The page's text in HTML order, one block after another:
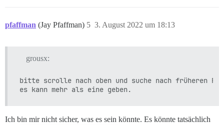
pfaffman (Jay Pfaffman) 3. August 2022 um 18:13
5
grousx:
bitte scrolle nach oben und suche nach früheren
Ich bin mir nicht sicher, was es sein könnte. Es könnte tatsächlich